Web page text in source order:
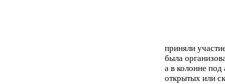
приняли
была
а в колонне
открытых или